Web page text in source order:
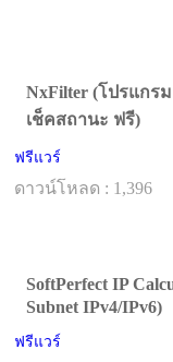
NxFilter (โปรแกร
เช็คสถานะ ฟรี)
ฟรีแวร์
ดาวน์โหลด : 1,396
SoftPerfect IP
Subnet IPv4/IPv6)
ฟรีแวร์